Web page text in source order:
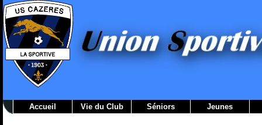
Accueil Vie du Club Séniors Jeunes